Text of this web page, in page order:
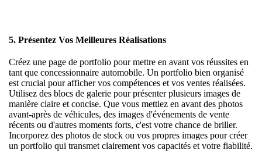
5. Présentez Vos Meilleures Réalisations
Créez une page de portfolio pour mettre en avant vos réussites en
tant que concessionnaire automobile. Un portfolio bien organisé
est crucial pour afficher vos compétences et vos ventes réalisées.
Utilisez des blocs de galerie pour présenter plusieurs images de
manière claire et concise. Que vous mettiez en avant des photos
avant-après de véhicules, des images d'événements de vente
récents ou d'autres moments forts, c'est votre chance de briller.
Incorporez des photos de stock ou vos propres images pour créer
un portfolio qui transmet clairement vos capacités et votre fiabilité.